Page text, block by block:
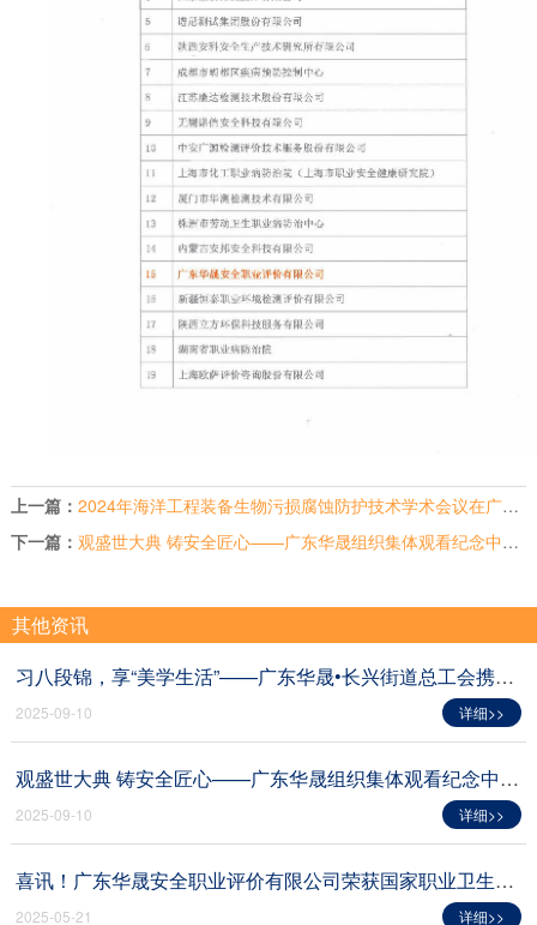
上一篇： 2024年海洋工程装备生物污损腐蚀防护技术学术会议在广州成功举办
下一篇： 观盛世大典 铸安全匠心——广东华晟组织集体观看纪念中国人民抗日战争暨世界反法西斯战争胜利80周年大会
其他资讯
习八段锦，享“美学生活”——广东华晟•长兴街道总工会携手共赴健康之约
2025-09-10 详细>>
观盛世大典 铸安全匠心——广东华晟组织集体观看纪念中国人民抗日战争暨世界反法西斯战争胜利80周年大会
2025-09-10 详细>>
喜讯！广东华晟安全职业评价有限公司荣获国家职业卫生检测能力比对"优秀"评定
2025-05-21 详细>>